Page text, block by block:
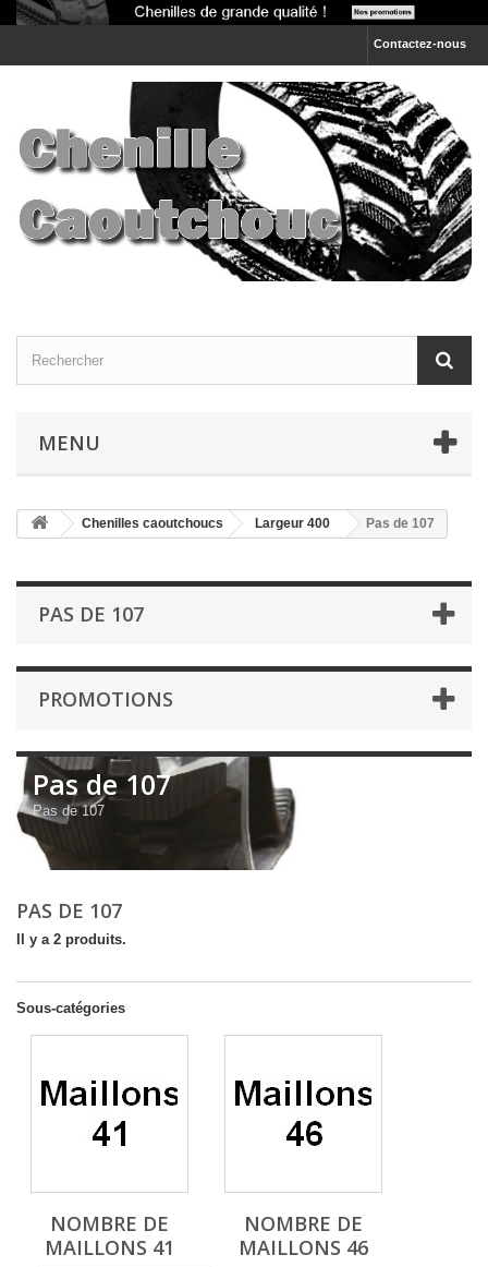
Contactez-nous
MENU
Chenilles caoutchoucs Largeur 400 Pas de 107
PAS DE 107
PROMOTIONS
Pas de 107
Pas de 107
PAS DE 107
Il y a 2 produits.
Sous-catégories
NOMBRE DE
MAILLONS 41
NOMBRE DE
MAILLONS 46